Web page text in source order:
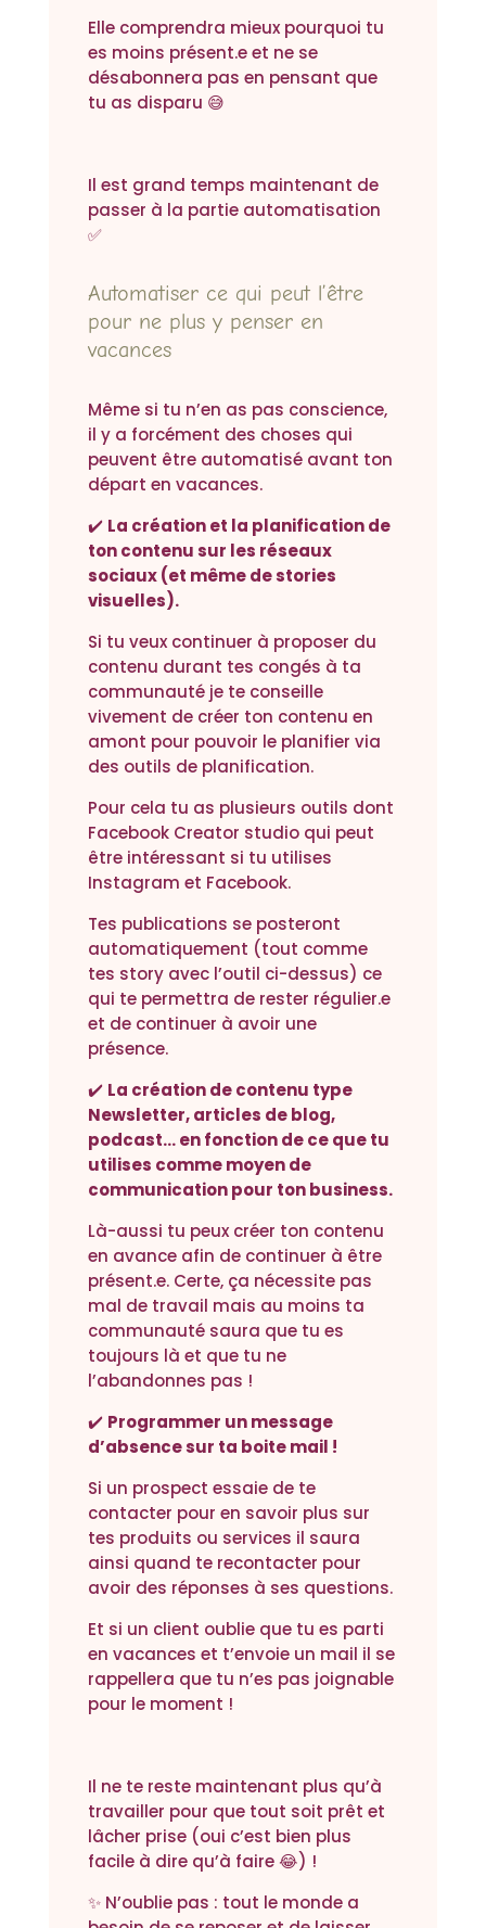
Elle comprendra mieux pourquoi tu
es moins présent.e et ne se
désabonnera pas en pensant que
tu as disparu 😅
Il est grand temps maintenant de
passer à la partie automatisation
✅
Automatiser ce qui peut l’être
pour ne plus y penser en
vacances
Même si tu n’en as pas conscience,
il y a forcément des choses qui
peuvent être automatisé avant ton
départ en vacances.
✔️ La création et la planification de
ton contenu sur les réseaux
sociaux (et même de stories
visuelles).
Si tu veux continuer à proposer du
contenu durant tes congés à ta
communauté je te conseille
vivement de créer ton contenu en
amont pour pouvoir le planifier via
des outils de planification.
Pour cela tu as plusieurs outils dont
Facebook Creator studio qui peut
être intéressant si tu utilises
Instagram et Facebook.
Tes publications se posteront
automatiquement (tout comme
tes story avec l’outil ci-dessus) ce
qui te permettra de rester régulier.e
et de continuer à avoir une
présence.
✔️ La création de contenu type
Newsletter, articles de blog,
podcast… en fonction de ce que tu
utilises comme moyen de
communication pour ton business.
Là-aussi tu peux créer ton contenu
en avance afin de continuer à être
présent.e. Certe, ça nécessite pas
mal de travail mais au moins ta
communauté saura que tu es
toujours là et que tu ne
l’abandonnes pas !
✔️ Programmer un message
d’absence sur ta boite mail !
Si un prospect essaie de te
contacter pour en savoir plus sur
tes produits ou services il saura
ainsi quand te recontacter pour
avoir des réponses à ses questions.
Et si un client oublie que tu es parti
en vacances et t’envoie un mail il se
rappellera que tu n’es pas joignable
pour le moment !
Il ne te reste maintenant plus qu’à
travailler pour que tout soit prêt et
lâcher prise (oui c’est bien plus
facile à dire qu’à faire 😂) !
✨ N’oublie pas : tout le monde a